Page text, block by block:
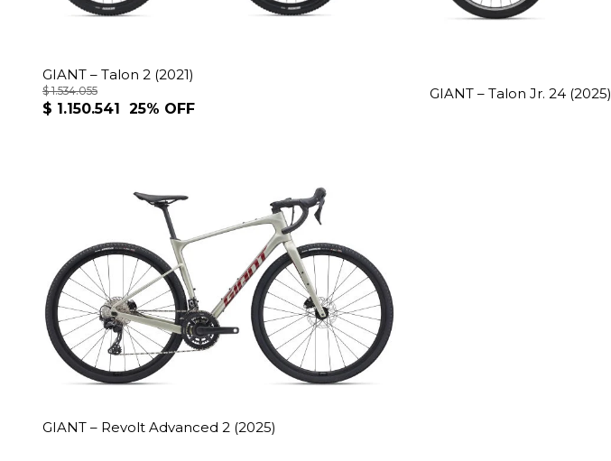
GIANT – Talon 2 (2021)
$1.534.055
$ 1.150.541 25% OFF
pueden
la
página
GIANT – Talon Jr. 24 (2025)
GIANT – Revolt Advanced 2 (2025)